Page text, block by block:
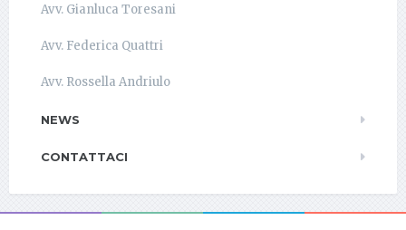
Avv. Gianluca Toresani
Avv. Federica Quattri
Avv. Rossella Andriulo
NEWS
CONTATTACI